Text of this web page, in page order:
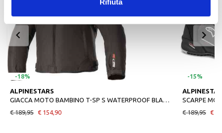
Rifiuta
-18%
ALPINESTARS
€ 189,95 € 154,90
-15%
SCARPE
€ 189,95 €